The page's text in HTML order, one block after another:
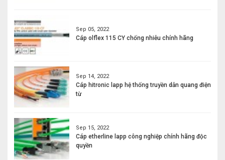
Sep 05, 2022
Cáp olflex 115 CY chống nhiễu chính hãng
Sep 14, 2022
Cáp hitronic lapp hệ thống truyền dẫn quang điện
từ
Sep 15, 2022
Cáp etherline lapp công nghiệp chính hãng độc
quyền